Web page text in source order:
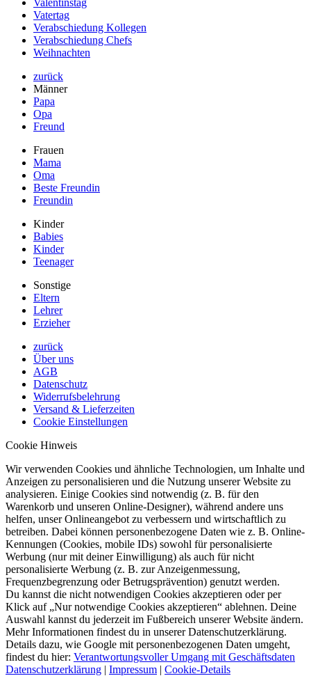
Valentinstag
Vatertag
Verabschiedung Kollegen
Verabschiedung Chefs
Weihnachten
zurück
Männer
Papa
Opa
Freund
Frauen
Mama
Oma
Beste Freundin
Freundin
Kinder
Babies
Kinder
Teenager
Sonstige
Eltern
Lehrer
Erzieher
zurück
Über uns
AGB
Datenschutz
Widerrufsbelehrung
Versand & Lieferzeiten
Cookie Einstellungen
Cookie Hinweis
Wir verwenden Cookies und ähnliche Technologien, um Inhalte und
Anzeigen zu personalisieren und die Nutzung unserer Website zu
analysieren. Einige Cookies sind notwendig (z. B. für den
Warenkorb und unseren Online-Designer), während andere uns
helfen, unser Onlineangebot zu verbessern und wirtschaftlich zu
betreiben. Dabei können personenbezogene Daten wie z. B. Online-
Kennungen (Cookies, mobile IDs) sowohl für personalisierte
Werbung (nur mit deiner Einwilligung) als auch für nicht
personalisierte Werbung (z. B. zur Anzeigenmessung,
Frequenzbegrenzung oder Betrugsprävention) genutzt werden.
Du kannst die nicht notwendigen Cookies akzeptieren oder per
Klick auf „Nur notwendige Cookies akzeptieren“ ablehnen. Deine
Auswahl kannst du jederzeit im Fußbereich unserer Website ändern.
Mehr Informationen findest du in unserer Datenschutzerklärung.
Details dazu, wie Google mit personenbezogenen Daten umgeht,
findest du hier: Verantwortungsvoller Umgang mit Geschäftsdaten
Datenschutzerklärung | Impressum | Cookie-Details